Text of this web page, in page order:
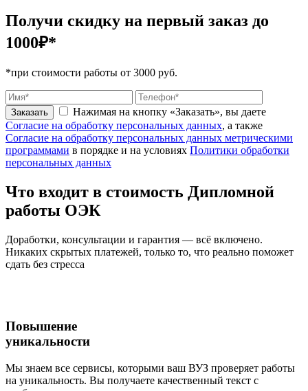
Получи скидку на первый заказ до
1000₽*
*при стоимости работы от 3000 руб.
Заказать
Нажимая на кнопку «Заказать», вы даете
Согласие на обработку персональных данных, а также
Согласие на обработку персональных данных метрическими
программами в порядке и на условиях Политики обработки
персональных данных
Что входит в стоимость Дипломной
работы ОЭК
Доработки, консультации и гарантия — всё включено.
Никаких скрытых платежей, только то, что реально поможет
сдать без стресса
Повышение
уникальности
Мы знаем все сервисы, которыми ваш ВУЗ проверяет работы
на уникальность. Вы получаете качественный текст с